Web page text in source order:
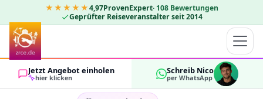
★★★★★4,97ProvenExpert· 108 Bewertungen
Geprüfter Reiseveranstalter seit 2014
Jetzt Angebot einholen
hier klicken
Schreib Nico
per WhatsApp